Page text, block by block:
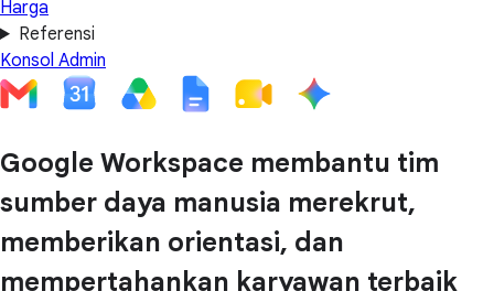
Harga
Referensi
Konsol Admin
Google Workspace membantu tim
sumber daya manusia merekrut,
memberikan orientasi, dan
mempertahankan karyawan terbaik